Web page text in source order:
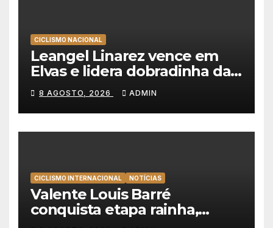
CICLISMO NACIONAL
Leangel Linarez vence em
Elvas e lidera dobradinha da
Tavfer-Ovos Matinados-
Mortágua
8 AGOSTO, 2026 ADMIN
CICLISMO INTERNACIONAL NOTÍCIAS
Valente Louis Barré
conquista etapa rainha,